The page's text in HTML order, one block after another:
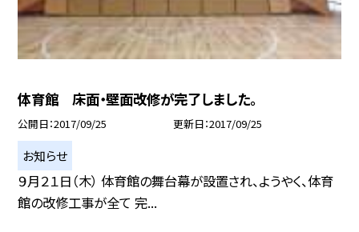
体育館 床面・壁面改修が完了しました。
公開日 2017/09/25 更新日 2017/09/25
お知らせ
９月２１日（木） 体育館の舞台幕が設置され、ようやく、体育
館の改修工事が全て 完...